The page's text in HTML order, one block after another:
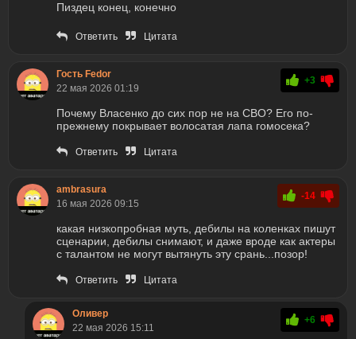
Пиздец конец, конечно
Ответить Цитата
Гость Fedor
22 мая 2026 01:19
+3
Почему Власенко до сих пор не на СВО? Его по-
прежнему покрывает волосатая лапа гомосека?
Ответить Цитата
ambrasura
16 мая 2026 09:15
-14
какая низкопробная муть, дебилы на коленках пишут
сценарии, дебилы снимают, и даже вроде как актеры
с талантом не могут вытянуть эту срань...позор!
Ответить Цитата
Оливер
22 мая 2026 15:11
+6